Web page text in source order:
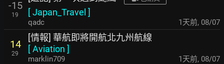
-15
19 [Japan_Travel ]
qadc 1天前, 08/07
14
29
[情報] 華航即將開航北九州航線
[Aviation ]
marklin709 1天前, 08/07